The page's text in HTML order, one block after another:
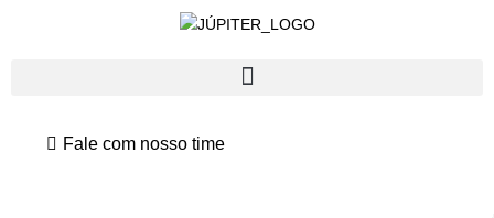
Fale com nosso time